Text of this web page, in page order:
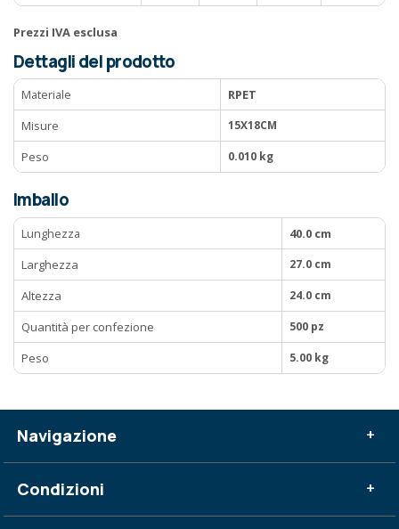
Prezzi IVA esclusa
Dettagli del prodotto
Materiale
RPET
Misure
15X18CM
Peso 0.010 kg
Imballo
Lunghezza
40.0 cm
Larghezza
27.0 cm
Altezza 24.0 cm
Quantità per confezione 500 pz
Peso 5.00 kg
Navigazione +
Condizioni +